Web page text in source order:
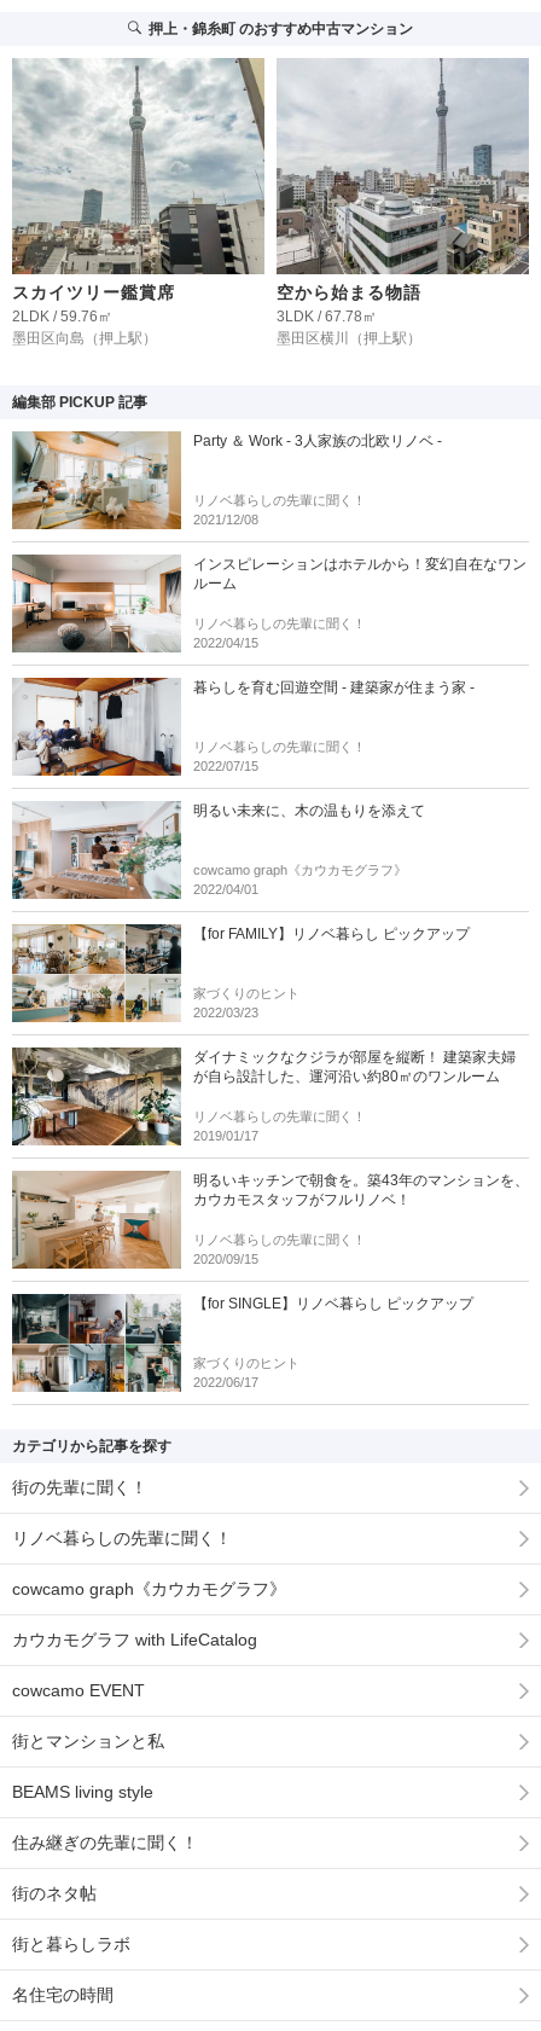
押上・錦糸町のおすすめ中古マンション
スカイツリー鑑賞席
2LDK / 59.76㎡
墨田区向島 （押上駅）
空から始まる物語
3LDK / 67.78㎡
墨田区横川
（押上駅）
編集部 PICKUP 記事
Party ＆ Work - 3人家族の北欧リノベ -
リノベ暮らしの先輩に聞く！
2021/12/08
インスピレーションはホテルから！変幻自在なワン
ルーム
リノベ暮らしの先輩に聞く！
2022/04/15
暮らしを育む回遊空間 - 建築家が住まう家 -
リノベ暮らしの先輩に聞く！
2022/07/15
明るい未来に、木の温もりを添えて
cowcamo graph《カウカモグラフ》
2022/04/01
【for FAMILY】リノベ暮らし ピックアップ
家づくりのヒント
2022/03/23
ダイナミックなクジラが部屋を縦断！ 建築家夫婦
が自ら設計した、運河沿い約80㎡のワンルーム
リノベ暮らしの先輩に聞く！
2019/01/17
明るいキッチンで朝食を。築43年のマンションを、
カウカモスタッフがフルリノベ！
リノベ暮らしの先輩に聞く！
2020/09/15
【for SINGLE】リノベ暮らし ピックアップ
家づくりのヒント
2022/06/17
カテゴリから記事を探す
街の先輩に聞く！
リノベ暮らしの先輩に聞く！
cowcamo graph《カウカモグラフ》
カウカモグラフ with LifeCatalog
cowcamo EVENT
街とマンションと私
BEAMS living style
住み継ぎの先輩に聞く！
街のネタ帖
街と暮らしラボ
名住宅の時間